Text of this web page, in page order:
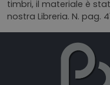
timbri, il materiale è
nostra Libreria. N. pag.